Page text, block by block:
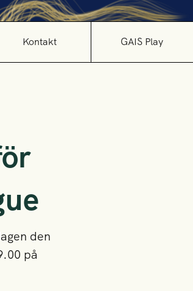
Kontakt GAIS Play
den
på